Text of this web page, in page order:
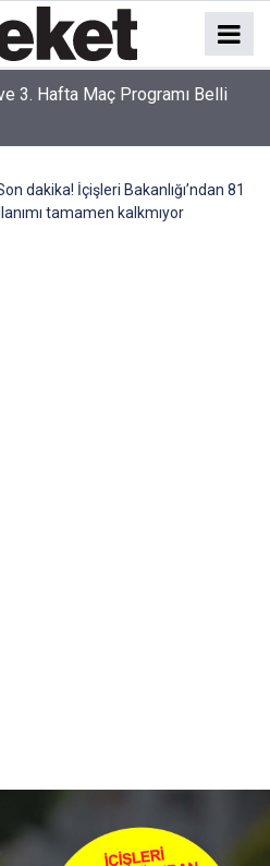
3. Hafta Maç Programı Belli
dakika! İçişleri Bakanlığı’ndan 81
tamamen kalkmıyor